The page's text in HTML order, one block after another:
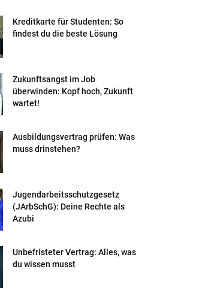
Kreditkarte für Studenten: So
findest du die beste Lösung
Zukunftsangst im Job
überwinden: Kopf hoch, Zukunft
wartet!
Ausbildungsvertrag prüfen: Was
muss drinstehen?
Jugendarbeitsschutzgesetz
(JArbSchG): Deine Rechte als
Azubi
Unbefristeter Vertrag: Alles, was
du wissen musst